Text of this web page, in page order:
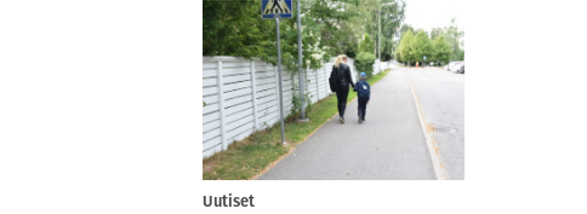
Uutiset